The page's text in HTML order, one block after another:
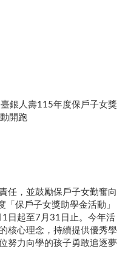
銀人壽115年度保戶子女獎
開跑
任，並鼓勵保戶子女勤奮向
保戶子女獎助學金活動」
日起至7月31日止。今年活
核心理念，持續提供優秀學
努力向學的孩子勇敢追逐夢